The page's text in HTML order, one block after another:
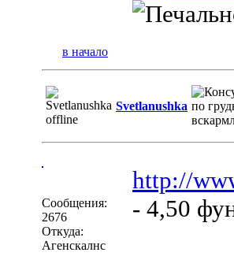
в начало
Svetlanushka
Сообщения:
2676
Откуда:
Агенскалнс
http://
- 4,50